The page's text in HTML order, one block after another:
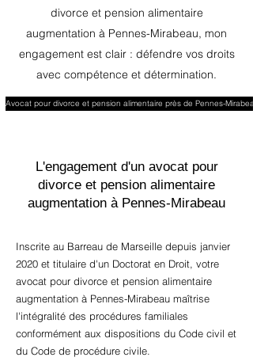
divorce et pension alimentaire
augmentation à Pennes-Mirabeau, mon
engagement est clair : défendre vos droits
avec compétence et détermination.
Avocat pour divorce et pension alimentaire près de Pennes-
L'engagement d'un avocat pour
divorce et pension alimentaire
augmentation à Pennes-Mirabeau
Inscrite au Barreau de Marseille depuis janvier
2020 et titulaire d'un Doctorat en Droit, votre
avocat pour divorce et pension alimentaire
augmentation à Pennes-Mirabeau maîtrise
l'intégralité des procédures familiales
conformément aux dispositions du Code civil et
du Code de procédure civile.